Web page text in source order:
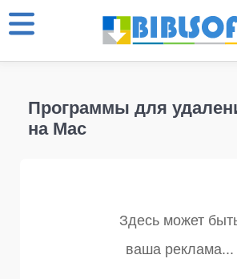
Программы для
на Mac